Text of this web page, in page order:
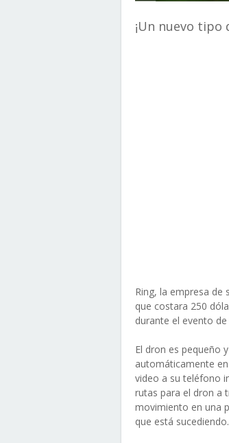
¡Un nuevo tipo
Ring, la empresa de
que costara 250
durante el evento
El dron es pequeño
automáticamente
video a su teléfono
rutas para el dron a
movimiento en una
que está sucediendo.